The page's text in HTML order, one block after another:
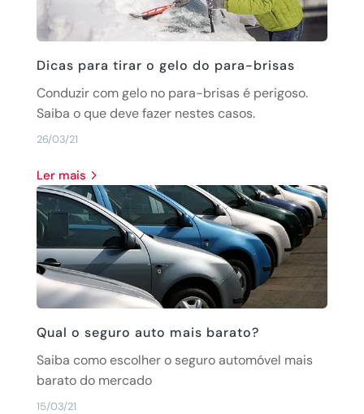
Dicas para tirar o gelo do para-brisas
26/03/21
Conduzir com gelo no para-brisas é perigoso.
Saiba o que deve fazer nestes casos.
Ler mais
Qual o seguro auto mais barato?
15/03/21
Saiba como escolher o seguro automóvel mais
barato do mercado